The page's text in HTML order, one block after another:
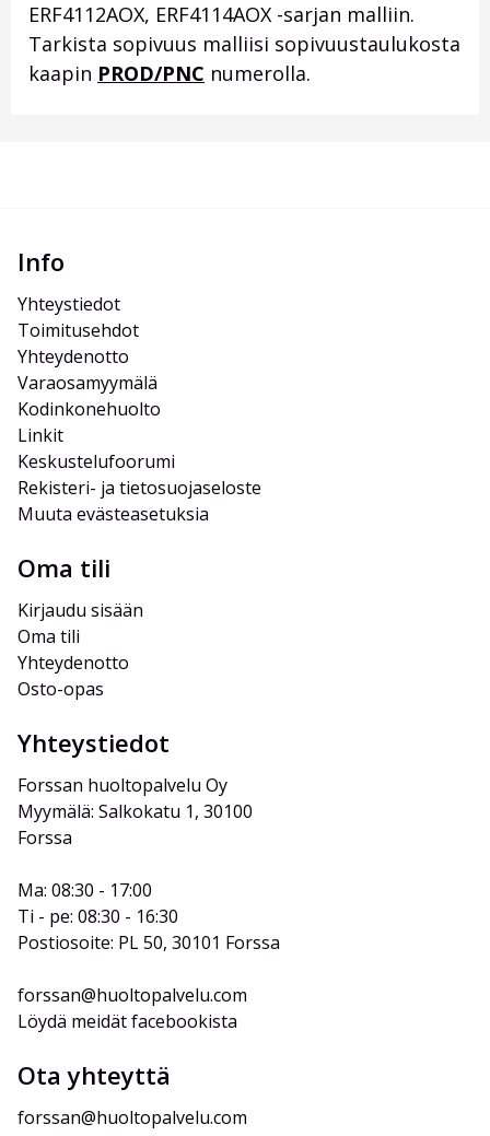
ERF4112AOX, ERF4114AOX -sarjan malliin.
Tarkista sopivuus malliisi sopivuustaulukosta
kaapin PROD/PNC numerolla.
Info
Yhteystiedot
Toimitusehdot
Yhteydenotto
Varaosamyymälä
Kodinkonehuolto
Linkit
Keskustelufoorumi
Rekisteri- ja tietosuojaseloste
Muuta evästeasetuksia
Oma tili
Kirjaudu sisään
Oma tili
Yhteydenotto
Osto-opas
Yhteystiedot
Forssan huoltopalvelu Oy
Myymälä: Salkokatu 1, 30100
Forssa
Ma: 08:30 - 17:00
Ti - pe: 08:30 - 16:30
Postiosoite: PL 50, 30101 Forssa
forssan@huoltopalvelu.com
Löydä meidät facebookista
Ota yhteyttä
forssan@huoltopalvelu.com